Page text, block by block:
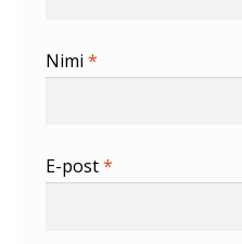
Nimi *
E-post*